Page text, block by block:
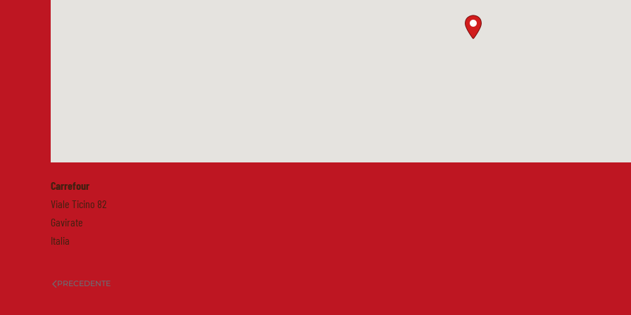
Carrefour
Viale Ticino 82
Gavirate
Italia
PRECEDENTE